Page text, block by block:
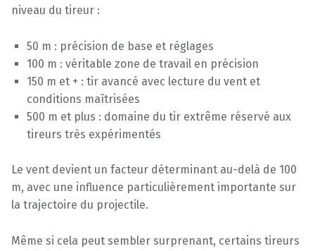
niveau du tireur :
50 m : précision de base et réglages
100 m : véritable zone de travail en précision
150 m et + : tir avancé avec lecture du vent et
conditions maîtrisées
500 m et plus : domaine du tir extrême réservé aux
tireurs très expérimentés
Le vent devient un facteur déterminant au-delà de 100
m, avec une influence particulièrement importante sur
la trajectoire du projectile.
Même si cela peut sembler surprenant, certains tireurs